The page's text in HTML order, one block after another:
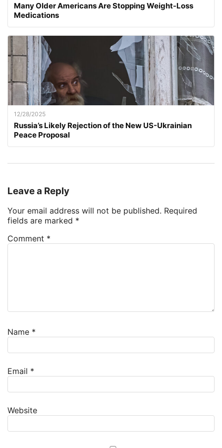
Many Older Americans Are Stopping Weight-Loss
Medications
12/28/2025
Russia’s Likely Rejection of the New US-Ukrainian
Peace Proposal
Leave a Reply
Your email address will not be published. Required
fields are marked *
Comment *
Name *
Email *
Website